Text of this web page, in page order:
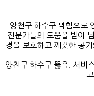
양천구 하수구 막힘으로
전문가들의 도움을 받아
경을 보호하고 깨끗한 공
양천구 하수구 뚫음. 서비